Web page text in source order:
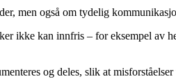
men også om tydelig
ikke kan innfris – for eksempel av
og deles, slik at misforståelser